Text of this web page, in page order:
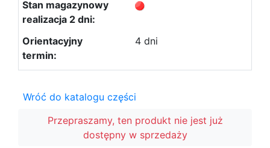
4 dni
Wróć do katalogu części
Przepraszamy, ten produkt nie jest już
dostępny w sprzedaży